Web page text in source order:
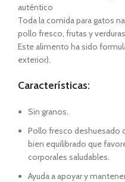
auténtico
Toda la comida para gatos
pollo fresco, frutas y
Este alimento ha sido
exterior).
Características:
Sin granos.
Pollo fresco deshuesado
bien equilibrado que
corporales saludables.
Ayuda a apoyar y